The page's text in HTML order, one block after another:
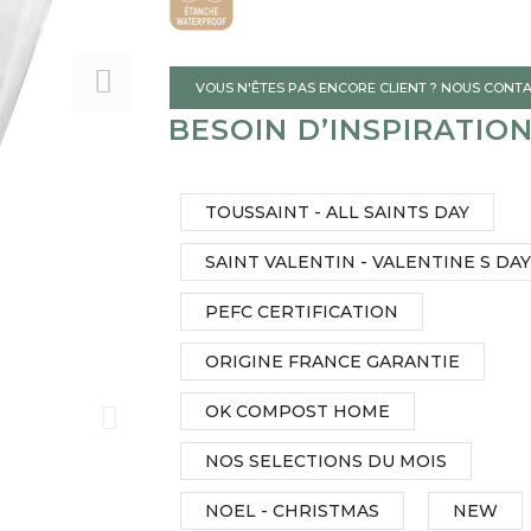
gallery
VOUS N'ÊTES PAS ENCORE CLIENT ? NOUS
BESOIN D’INSPIRATION
TOUSSAINT - ALL SAINTS DAY
SAINT VALENTIN - VALENTINE S DAY
PEFC CERTIFICATION
ORIGINE FRANCE GARANTIE
OK COMPOST HOME
NOS SELECTIONS DU MOIS
NOEL - CHRISTMAS NEW